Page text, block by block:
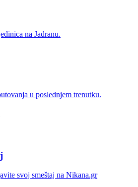
na Jadranu.
u poslednjem trenutku.
svoj smeštaj na Nikana.gr